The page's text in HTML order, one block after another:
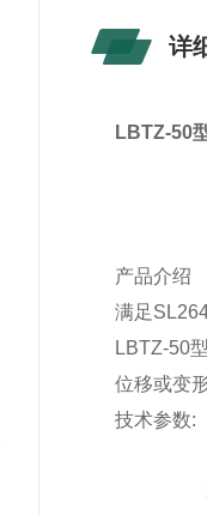
详
LBTZ-50
产品介绍
满足
LBTZ-50
位移或变
技术参数: